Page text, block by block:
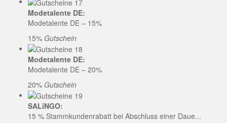
Modetalente DE:
Modetalente DE – 15%
15% Gutschein
Modetalente DE:
Modetalente DE – 20%
20% Gutschein
SALiNGO:
15 % Stammkundenrabatt bei Abschluss einer Daue...